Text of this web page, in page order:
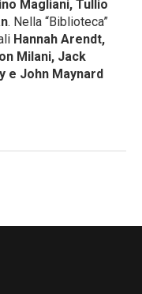
Magliani, Tullio
. Nella “Biblioteca”
Hannah Arendt,
Milani, Jack
e John Maynard